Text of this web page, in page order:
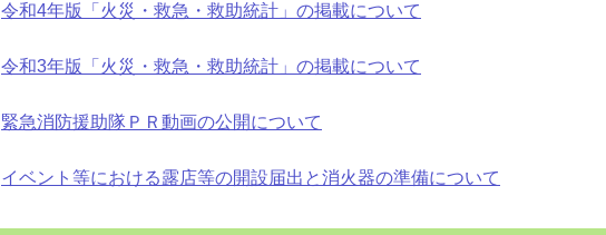
令和4年版「火災・救急・救助統計」の掲載について
令和3年版「火災・救急・救助統計」の掲載について
緊急消防援助隊ＰＲ動画の公開について
イベント等における露店等の開設届出と消火器の準備について